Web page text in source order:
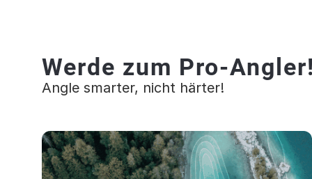
Werde zum Pro-
Angle smarter, nicht härter!